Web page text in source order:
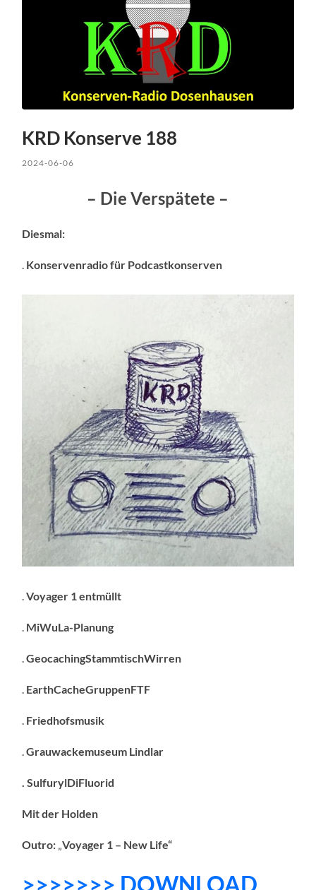
KRD Konserve 188
2024-06-06
– Die Verspätete –
Diesmal:
. Konservenradio für Podcastkonserven
.Voyager 1 entmüllt
. MiWuLa-Planung
.GeocachingStammtischWirren
. EarthCacheGruppenFTF
. Friedhofsmusik
.Grauwackemuseum Lindlar
. SulfurylDiFluorid
Mit der Holden
Outro: „Voyager 1 – New Life“
>>>>>>> DOWNLOAD